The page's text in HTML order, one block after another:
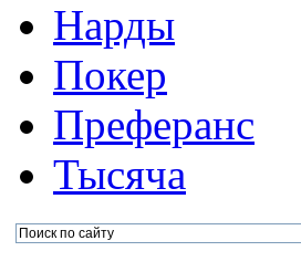
Нарды
Покер
Преферанс
Тысяча